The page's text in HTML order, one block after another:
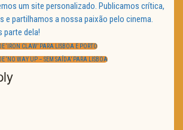
um site personalizado. Publicamos crítica,
e partilhamos a nossa paixão pelo cinema.
parte dela!
‘IRON CLAW’ PARA LISBOA E PORTO
‘NO WAY UP – SEM SAÍDA’ PARA LISBOA